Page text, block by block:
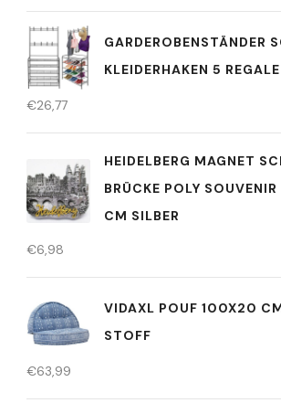
GARDEROBENSTÄNDER
KLEIDERHAKEN 5 REGALE
€26,77
HEIDELBERG MAGNET
BRÜCKE POLY
CM SILBER
€6,98
VIDAXL POUF 100X20
STOFF
€63,99